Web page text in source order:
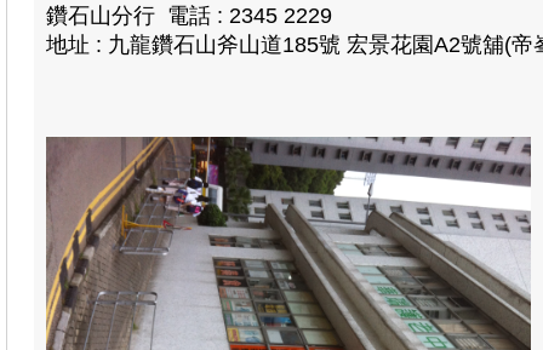
鑽石山分行 電話 : 2345 2229
地址 : 九龍鑽石山斧山道185號 宏景花園A2號舖(帝